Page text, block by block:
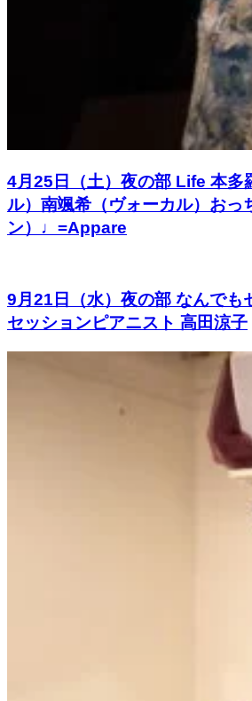
4月25日（土）夜の部 Life 本多
ル）南颯希（ヴォーカル）おっ
ン）♩=Appare
9月21日（水）夜の部 なんでも
セッションピアニスト 高田涼子